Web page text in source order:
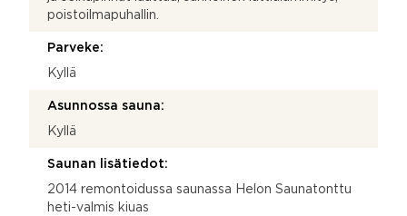
poistoilmapuhallin.
Parveke:
Kyllä
Asunnossa sauna:
Kyllä
Saunan lisätiedot:
2014 remontoidussa saunassa Helon Saunatonttu
heti-valmis kiuas